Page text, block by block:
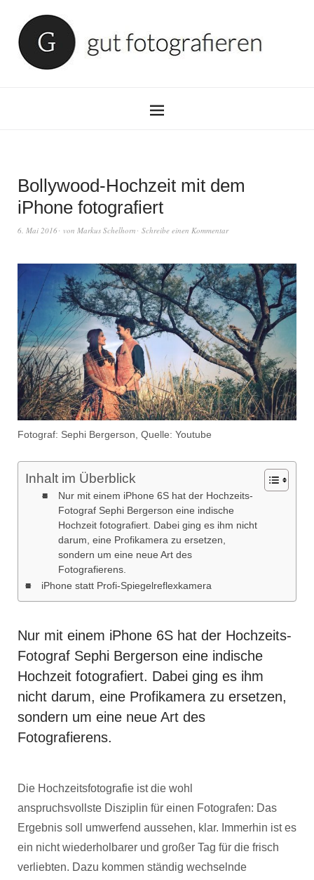
Bollywood-Hochzeit mit dem
iPhone fotografiert
6. Mai 2016 von Markus Schelhorn Schreibe einen Kommentar
Fotograf: Sephi Bergerson, Quelle: Youtube
Inhalt im Überblick
Nur mit einem iPhone 6S hat der Hochzeits-
Fotograf Sephi Bergerson eine indische
Hochzeit fotografiert. Dabei ging es ihm nicht
darum, eine Profikamera zu ersetzen,
sondern um eine neue Art des
Fotografierens.
iPhone statt Profi-Spiegelreflexkamera
Nur mit einem iPhone 6S hat der Hochzeits-
Fotograf Sephi Bergerson eine indische
Hochzeit fotografiert. Dabei ging es ihm
nicht darum, eine Profikamera zu ersetzen,
sondern um eine neue Art des
Fotografierens.
Die Hochzeitsfotografie ist die wohl
anspruchsvollste Disziplin für einen Fotografen: Das
Ergebnis soll umwerfend aussehen, klar. Immerhin ist es
ein nicht wiederholbarer und großer Tag für die frisch
verliebten. Dazu kommen ständig wechselnde